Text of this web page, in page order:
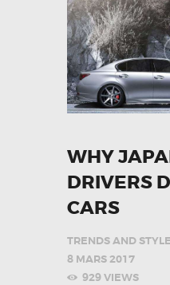
WHY
DRIVERS
CARS
TRENDS AND
8 MARS 2017
929VIEWS